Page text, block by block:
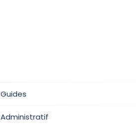
Guides
Administratif